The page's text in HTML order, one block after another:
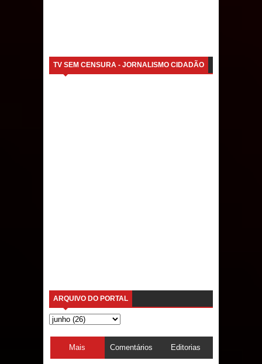
TV SEM CENSURA - JORNALISMO CIDADÃO
ARQUIVO DO PORTAL
Mais Comentários Editorias